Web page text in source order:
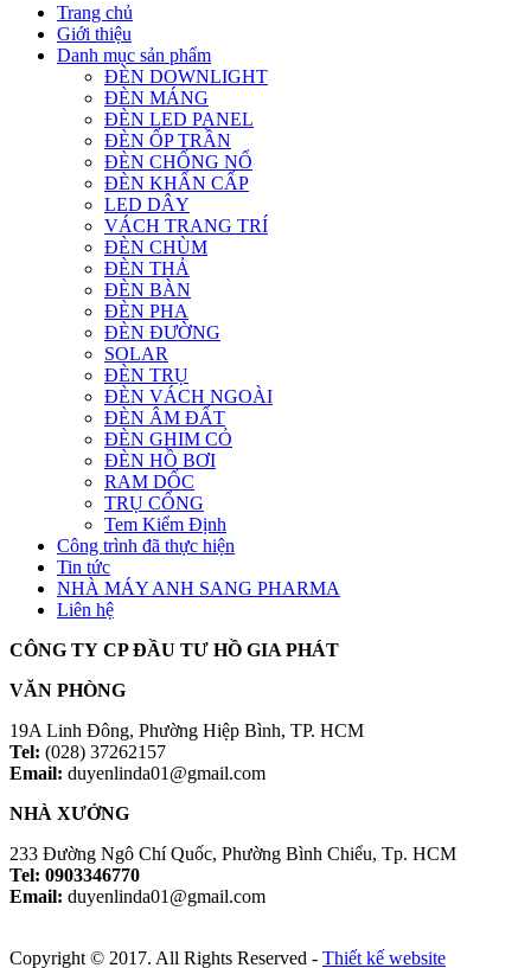
Trang chủ
Giới thiệu
Danh mục sản phẩm
ĐÈN DOWNLIGHT
ĐÈN MÁNG
ĐÈN LED PANEL
ĐÈN ỐP TRẦN
ĐÈN CHỐNG NỔ
ĐÈN KHẨN CẤP
LED DÂY
VÁCH TRANG TRÍ
ĐÈN CHÙM
ĐÈN THẢ
ĐÈN BÀN
ĐÈN PHA
ĐÈN ĐƯỜNG
SOLAR
ĐÈN TRỤ
ĐÈN VÁCH NGOÀI
ĐÈN ÂM ĐẤT
ĐÈN GHIM CỎ
ĐÈN HỒ BƠI
RAM DỐC
TRỤ CỔNG
Tem Kiểm Định
Công trình đã thực hiện
Tin tức
NHÀ MÁY ANH SANG PHARMA
Liên hệ
CÔNG TY CP ĐẦU TƯ HỒ GIA PHÁT
VĂN PHÒNG
19A Linh Đông, Phường Hiệp Bình, TP. HCM
Tel: (028) 37262157
Email: duyenlinda01@gmail.com
NHÀ XƯỞNG
233 Đường Ngô Chí Quốc, Phường Bình Chiểu, Tp. HCM
Tel: 0903346770
Email: duyenlinda01@gmail.com
Copyright © 2017. All Rights Reserved - Thiết kế website